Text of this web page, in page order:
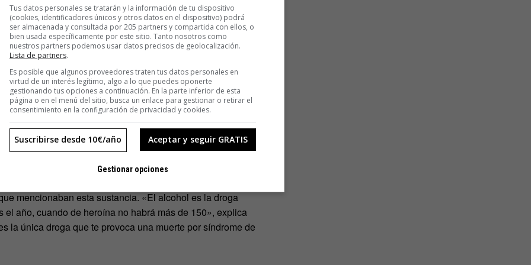
utilidad en una época en la que el consumo
pública, «tanto por la enfermedades que se contraían
se generó», pero recuerda que esta forma de catalogar
es la droga más problemática, el alcohol».
el alcohol como una droga blanda, mientras que
pullquote]
uno»
de Turček es que el alcohol haya sido catalogado
mencionaban esta sustancia. «El alcohol es la droga
año, cuando de heroína no habrá más de 150», explica
la única droga que te provoca una muerte por síndrome de
Tus datos personales se tratarán y la información de tu dispositivo
(cookies, identificadores únicos y otros datos en el dispositivo) podrá
ser almacenada y consultada por 205 partners y compartida con ellos, o
bien usada específicamente por este sitio. Tanto nosotros como
nuestros partners podemos usar datos precisos de geolocalización.
Lista de partners.
Es posible que algunos proveedores traten tus datos personales en
virtud de un interés legítimo, algo a lo que puedes oponerte
gestionando tus opciones a continuación. En la parte inferior de esta
página o en el menú del sitio, busca un enlace para gestionar o retirar el
consentimiento en la configuración de privacidad y cookies.
Aceptar y seguir GRATIS
Suscribirse desde 10€/año
Gestionar opciones